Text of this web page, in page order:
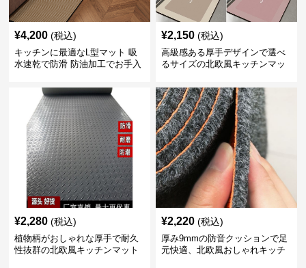
¥4,200 (税込)
キッチンに最適なL型マット 吸
水速乾で防滑 防油加工でお手入
¥2,150 (税込)
高級感ある厚手デザインで選べ
るサイズの北欧風キッチンマッ
¥2,280 (税込)
植物柄がおしゃれな厚手で耐久
性抜群の北欧風キッチンマット
¥2,220 (税込)
厚み9mmの防音クッションで足
元快適、北欧風おしゃれキッチ